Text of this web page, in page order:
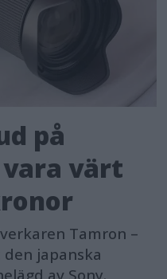
på
vara värt
Tamron –
japanska